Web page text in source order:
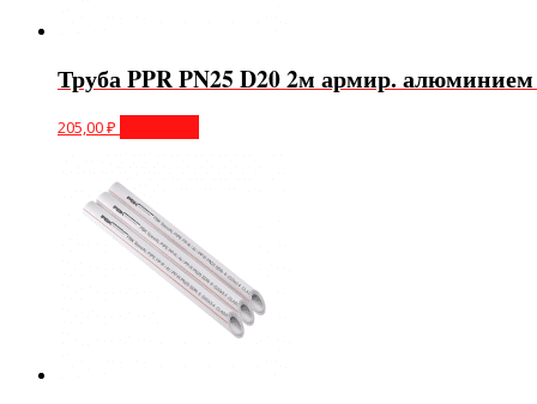
Труба PPR PN25 D20 2м армир.
205,00₽